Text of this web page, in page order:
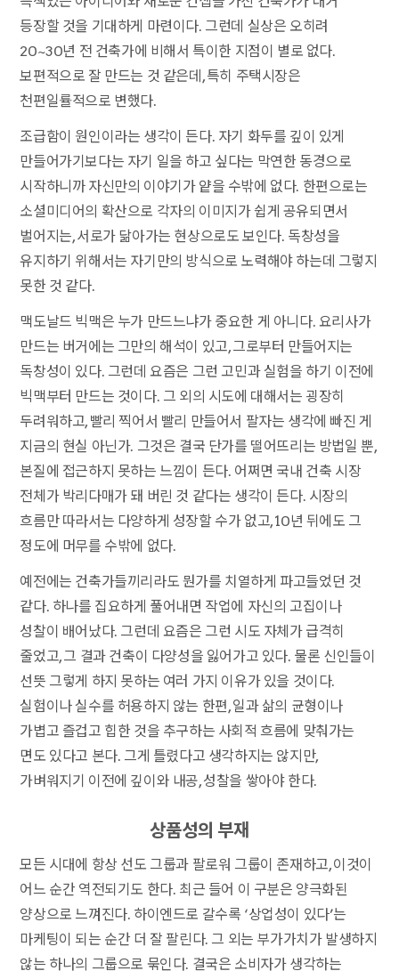
등장할 것을 기대하게 마련이다. 그런데 실상은 오히려
20~30년 전 건축가에 비해서 특이한 지점이 별로 없다.
보편적으로 잘 만드는 것 같은데, 특히 주택시장은
천편일률적으로 변했다.
조급함이 원인이라는 생각이 든다. 자기 화두를 깊이 있게
만들어가기보다는 자기 일을 하고 싶다는 막연한 동경으로
시작하니까 자신만의 이야기가 얕을 수밖에 없다. 한편으로는
소셜미디어의 확산으로 각자의 이미지가 쉽게 공유되면서
벌어지는, 서로가 닮아가는 현상으로도 보인다. 독창성을
유지하기 위해서는 자기만의 방식으로 노력해야 하는데 그렇지
못한 것 같다.
맥도날드 빅맥은 누가 만드느냐가 중요한 게 아니다. 요리사가
만드는 버거에는 그만의 해석이 있고, 그로부터 만들어지는
독창성이 있다. 그런데 요즘은 그런 고민과 실험을 하기 이전에
빅맥부터 만드는 것이다. 그 외의 시도에 대해서는 굉장히
두려워하고, 빨리 찍어서 빨리 만들어서 팔자는 생각에 빠진 게
지금의 현실 아닌가. 그것은 결국 단가를 떨어뜨리는 방법일 뿐,
본질에 접근하지 못하는 느낌이 든다. 어쩌면 국내 건축 시장
전체가 박리다매가 돼 버린 것 같다는 생각이 든다. 시장의
흐름만 따라서는 다양하게 성장할 수가 없고, 10년 뒤에도 그
정도에 머무를 수밖에 없다.
예전에는 건축가들끼리라도 뭔가를 치열하게 파고들었던 것
같다. 하나를 집요하게 풀어내면 작업에 자신의 고집이나
성찰이 배어났다. 그런데 요즘은 그런 시도 자체가 급격히
줄었고, 그 결과 건축이 다양성을 잃어가고 있다. 물론 신인들이
선뜻 그렇게 하지 못하는 여러 가지 이유가 있을 것이다.
실험이나 실수를 허용하지 않는 한편, 일과 삶의 균형이나
가볍고 즐겁고 힙한 것을 추구하는 사회적 흐름에 맞춰가는
면도 있다고 본다. 그게 틀렸다고 생각하지는 않지만,
가벼워지기 이전에 깊이와 내공, 성찰을 쌓아야 한다.
상품성의 부재
모든 시대에 항상 선도 그룹과 팔로워 그룹이 존재하고, 이것이
어느 순간 역전되기도 한다. 최근 들어 이 구분은 양극화된
양상으로 느껴진다. 하이엔드로 갈수록 ‘상업성이 있다’는
마케팅이 되는 순간 더 잘 팔린다. 그 외는 부가가치가 발생하지
않는 하나의 그룹으로 묶인다. 결국은 소비자가 생각하는